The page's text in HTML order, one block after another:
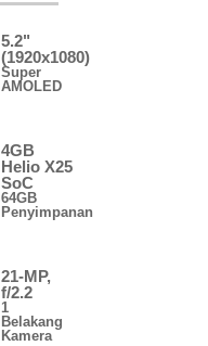
5.2"
(1920x1080)
Super
AMOLED
4GB
Helio X25
SoC
64GB
Penyimpanan
21-MP,
f/2.2
1
Belakang
Kamera